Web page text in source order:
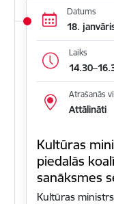
Datums
18.
Laiks
Atrašanās
Attālināti
Kultūras
piedalās
sanāksmes
Kultūras